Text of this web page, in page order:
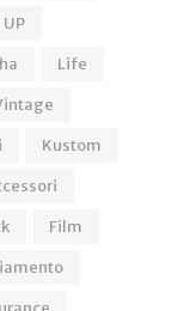
UP
Life
Kustom
Film